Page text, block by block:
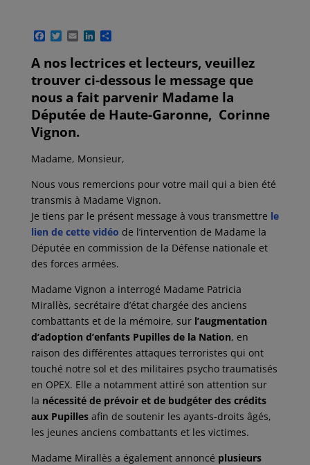
F
c
e
b
o
k
T
i
t
t
r
E
a
i
l
L
n
k
e
d
I
n
P
r
t
a
e
r
A nos lectrices et lecteurs, veuillez
trouver ci-dessous le message que
nous a fait parvenir Madame la
Députée de Haute-Garonne, Corinne
Vignon.
Madame, Monsieur,
Nous vous remercions pour votre mail qui a bien été
transmis à Madame Vignon.
Je tiens par le présent message à vous transmettre le
lien de cette vidéo de l’intervention de Madame la
Députée en commission de la Défense nationale et
des forces armées.
Madame Vignon a interrogé Madame Patricia
Mirallès, secrétaire d’état chargée des anciens
combattants et de la mémoire, surl’augmentation
d’adoption d’enfants Pupilles de la Nation, en
raison des différentes attaques terroristes qui ont
touché notre sol et des militaires psycho traumatisés
en OPEX. Elle a notamment attiré son attention sur
la nécessité de prévoir et de budgéter des crédits
aux Pupillesafin de soutenir les ayants-droits âgés,
les jeunes anciens combattants et les victimes.
Madame Mirallès a également annoncé plusieurs